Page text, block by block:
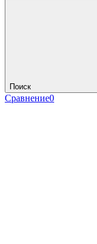
Поиск
Сравнение0